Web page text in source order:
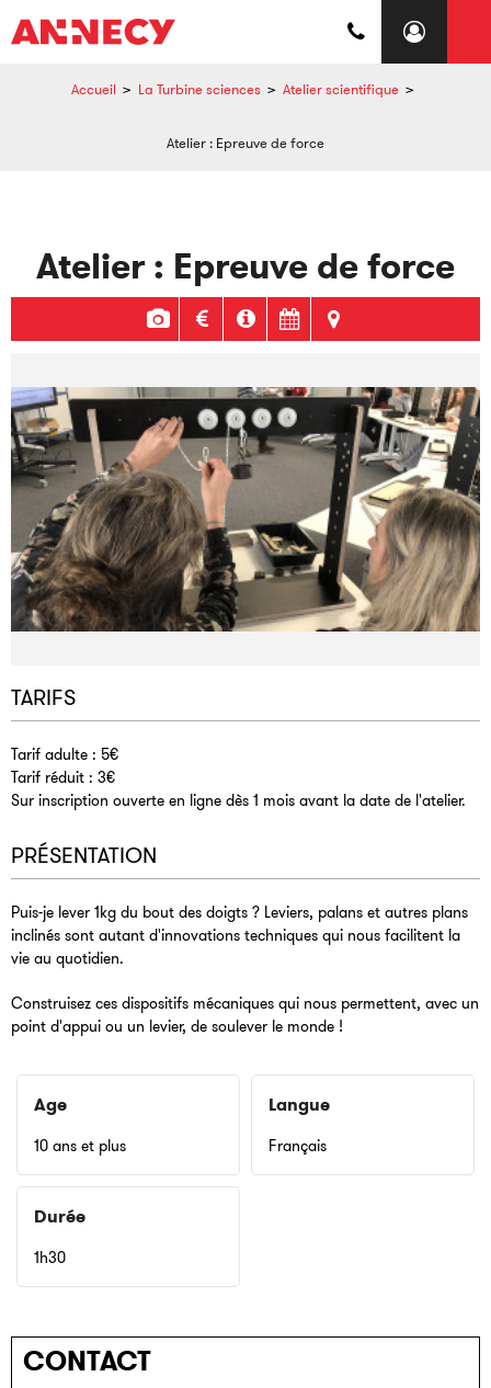
Accueil > La Turbine sciences > Atelier scientifique >
Atelier : Epreuve de force
Atelier : Epreuve de force
TARIFS
Tarif adulte : 5€
Tarif réduit : 3€
Sur inscription ouverte en ligne dès 1 mois avant la date de l'atelier.
PRÉSENTATION
Puis-je lever 1kg du bout des doigts ? Leviers, palans et autres plans
inclinés sont autant d'innovations techniques qui nous facilitent la
vie au quotidien.
Construisez ces dispositifs mécaniques qui nous permettent, avec un
point d'appui ou un levier, de soulever le monde !
Age
10 ans et plus
Langue
Français
Durée
1h30
CONTACT